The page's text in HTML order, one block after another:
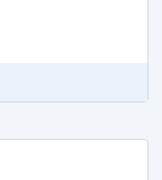
не является